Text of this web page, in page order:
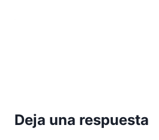
Deja una respuesta